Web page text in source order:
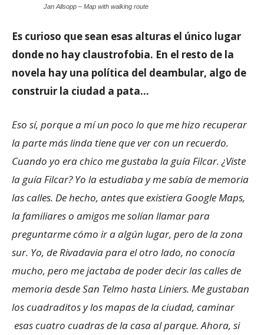
Jan Allsopp – Map with walking route
Es curioso que sean esas alturas el único lugar
donde no hay claustrofobia. En el resto de la
novela hay una política del deambular, algo de
construir la ciudad a pata…
Eso sí, porque a mí un poco lo que me hizo recuperar
la parte más linda tiene que ver con un recuerdo.
Cuando yo era chico me gustaba la guía Filcar. ¿Viste
la guía Filcar? Yo la estudiaba y me sabía de memoria
las calles. De hecho, antes que existiera Google Maps,
la familiares o amigos me solían llamar para
preguntarme cómo ir a algún lugar, pero de la zona
sur. Yo, de Rivadavia para el otro lado, no conocía
mucho, pero me jactaba de poder decir las calles de
memoria desde San Telmo hasta Liniers. Me gustaban
los cuadraditos y los mapas de la ciudad, caminar
esas cuatro cuadras de la casa al parque. Ahora, si